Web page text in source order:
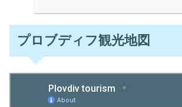
プロブディフ観光地図